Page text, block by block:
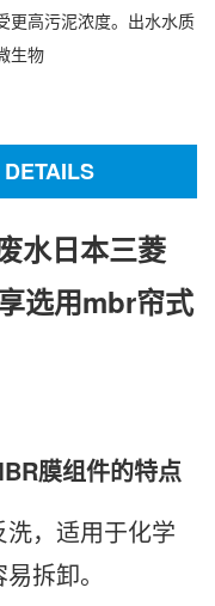
更高污泥浓度。出水水质
生物
水日本三菱
选用mbr帘式
膜组件的特点
，适用于化学
拆卸。